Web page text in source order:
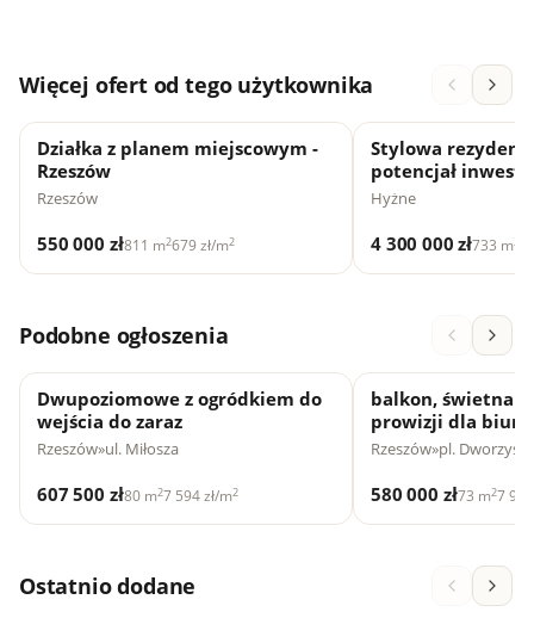
Więcej ofert od tego użytkownika
Działka z planem miejscowym -
Rzeszów
Rzeszów
550 000 zł811 m2679 zł/m2
Stylowa
potencjał
Hyżne
4 300 000 zł733 m
Podobne ogłoszenia
Dwupoziomowe z ogródkiem do
wejścia do zaraz
Rzeszów»ul. Miłosza
607 500 zł80 m27 594 zł/m2
balkon, świetna
prowizji dla biura
Rzeszów»pl.
580 000 zł73 m27
Ostatnio dodane